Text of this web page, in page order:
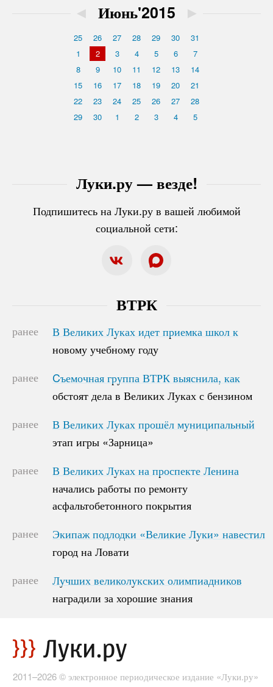
Луки.ру — везде!
Подпишитесь на Луки.ру в вашей любимой
социальной сети:
◄ Июнь'2015 ►
25 26 27 28 29 30
31
1
2 3 4 5 6
7
8
9 10 11 12 13
14
15
16 17 18 19 20
21
22
23 24 25 26 27
28
29
30 1 2 3 4 5
ВТРК
ранее
В Великих Луках идет приемка школ к
новому учебному году
В Великих Луках идет приемка школ к
новому учебному году
ранее
Cъемочная группа ВТРК выяснила, как
обстоят дела в Великих Луках с бензином
Cъемочная группа ВТРК выяснила, как
обстоят дела в Великих Луках с бензином
ранее
В Великих Луках прошёл муниципальный
этап игры «Зарница»
В Великих Луках прошёл муниципальный
этап игры «Зарница»
ранее
В Великих Луках на проспекте Ленина
начались работы по ремонту
асфальтобетонного покрытия
В Великих Луках на проспекте Ленина
начались работы по ремонту
асфальтобетонного покрытия
ранее
Экипаж подлодки «Великие Луки» навестил
город на Ловати
Экипаж подлодки «Великие Луки» навестил
город на Ловати
ранее
Лучших великолукских олимпиадников
наградили за хорошие знания
Лучших великолукских олимпиадников
наградили за хорошие знания
2011–2026 © электронное периодическое издание «Луки.ру»